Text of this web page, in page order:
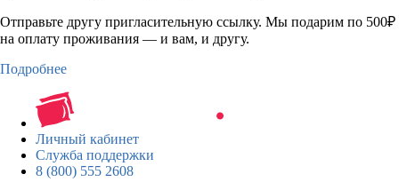
Отправьте другу пригласительную ссылку. Мы подарим по 500₽
на оплату проживания — и вам, и другу.
Подробнее
Личный кабинет
Служба поддержки
8 (800) 555 2608